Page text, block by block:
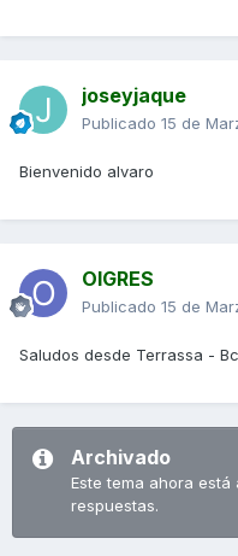
joseyjaque
Publicado 15 de
Bienvenido alvaro
OIGRES
Publicado 15 de
Saludos desde Terrassa -
Archivado
Este tema ahora
respuestas.